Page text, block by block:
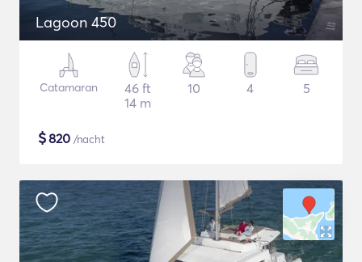
Lagoon 450
Catamaran
46 ft
14 m
10 4 5
$820 /nacht